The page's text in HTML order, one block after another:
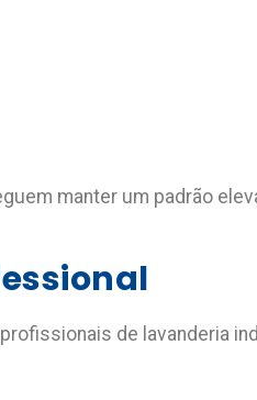
manter um padrão
de lavanderia